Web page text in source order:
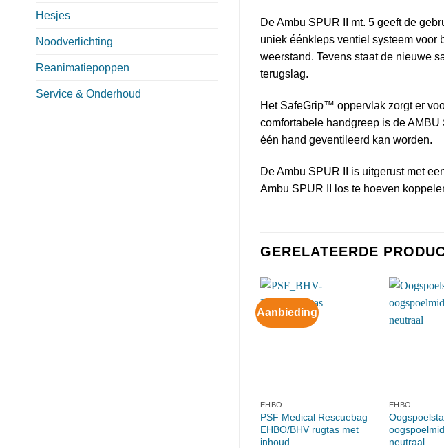
Hesjes
Noodverlichting
Reanimatiepoppen
Service & Onderhoud
De Ambu SPUR II mt. 5 geeft de
uniek éénkleps ventiel systeem voor
weerstand. Tevens staat de nieuwe
terugslag.
Het SafeGrip™ oppervlak zorgt er
comfortabele handgreep is de
één hand geventileerd kan worden.
De Ambu SPUR II is uitgerust met
Ambu SPUR II los te hoeven
GERELATEERDE
Aanbieding
EHBO
PSF Medical Rescuebag
EHBO/BHV rugtas met
inhoud
EHBO
neutraal